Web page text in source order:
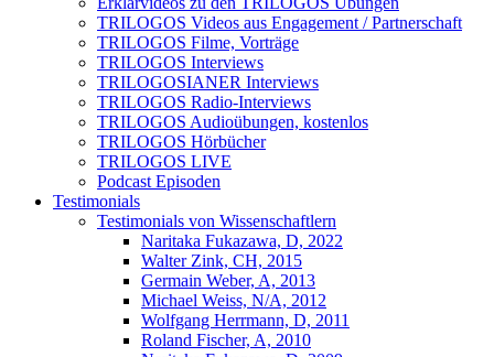
TRILOGOS Videos aus Engagement / Partnerschaft
TRILOGOS Filme, Vorträge
TRILOGOS Interviews
TRILOGOSIANER Interviews
TRILOGOS Radio-Interviews
TRILOGOS Audioübungen, kostenlos
TRILOGOS Hörbücher
TRILOGOS LIVE
Podcast Episoden
Testimonials
Testimonials von Wissenschaftlern
Naritaka Fukazawa, D, 2022
Walter Zink, CH, 2015
Germain Weber, A, 2013
Michael Weiss, N/A, 2012
Wolfgang Herrmann, D, 2011
Roland Fischer, A, 2010